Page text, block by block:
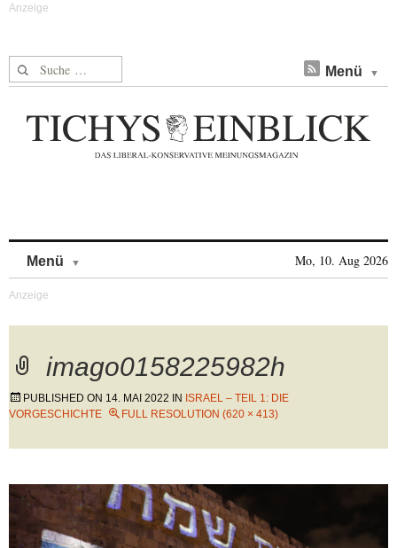
Suche nach: Menü
Menü Mo, 10. Aug 2026
imago0158225982h
PUBLISHED ON 14. MAI 2022 IN ISRAEL – TEIL 1: DIE
VORGESCHICHTE
FULL RESOLUTION (620 × 413)